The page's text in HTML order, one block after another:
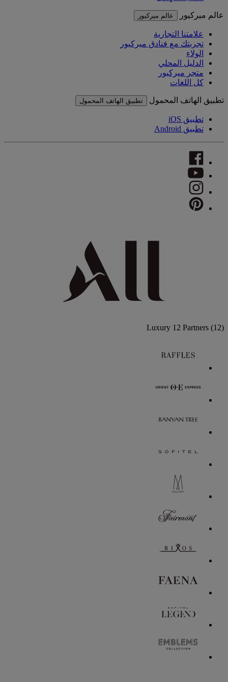
عالم ميركيور عالم ميركيور
علامتنا التجارية
تجربتك مع فنادق ميركيور
الولاء
الدليل المحلي
متجر ميركيور
كل اللغات
تطبيق الهاتف المحمول تطبيق الهاتف المحمول
تطبيق iOS
تطبيق Android
Luxury 12 Partners (12)